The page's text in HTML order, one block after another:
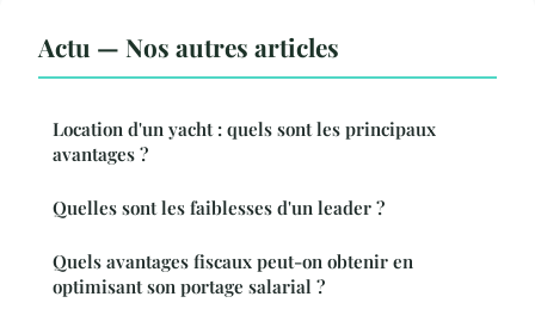
Actu — Nos autres articles
Location d'un yacht : quels sont les principaux
avantages ?
Quelles sont les faiblesses d'un leader ?
Quels avantages fiscaux peut-on obtenir en
optimisant son portage salarial ?